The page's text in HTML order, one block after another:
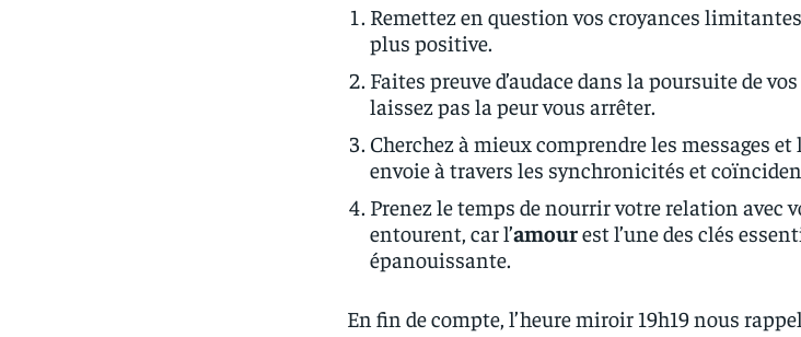
Remettez en question vos croyances
plus positive.
Faites preuve d’audace dans la poursuite de
laissez pas la peur vous arrêter.
Cherchez à mieux comprendre les messages
envoie à travers les synchronicités et
Prenez le temps de nourrir votre relation avec
entourent, car l’amourest l’une des clés
épanouissante.
En fin de compte, l’heure miroir 19h19 nous